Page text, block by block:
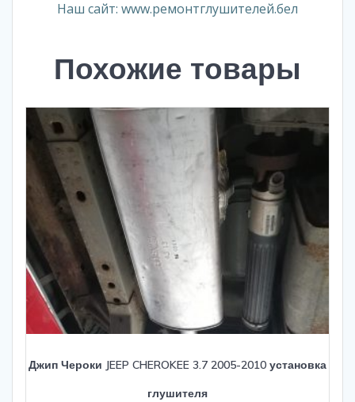
Наш сайт: www.ремонтглушителей.бел
Похожие товары
Джип Чероки JEEP CHEROKEE 3.7 2005-2010 установка
глушителя